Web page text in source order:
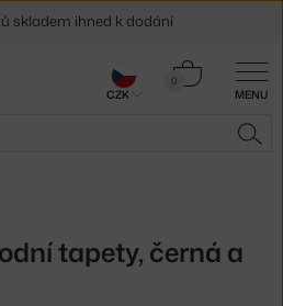
MENU
0
Košík
tapety, černá a
skladem ihned k dodání
na vrácení zbožíCZK